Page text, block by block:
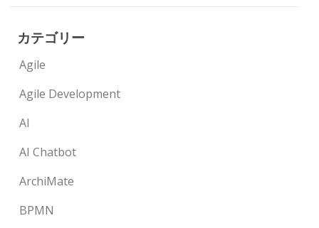
カテゴリー
Agile
Agile Development
AI
AI Chatbot
ArchiMate
BPMN